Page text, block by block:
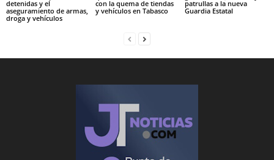
detenidas y el
aseguramiento de armas,
droga y vehículos
con la quema de tiendas
y vehículos en Tabasco
patrullas a la nueva
Guardia Estatal